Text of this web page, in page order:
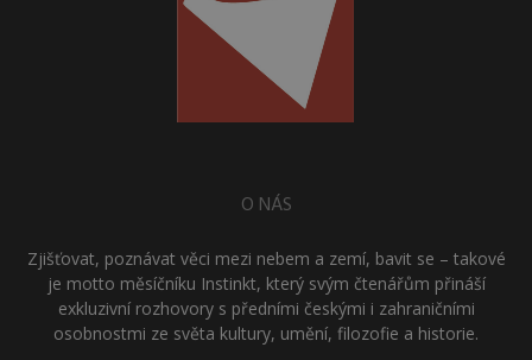
O NÁS
Zjišťovat, poznávat věci mezi nebem a zemí, bavit se – takové
je motto měsíčníku Instinkt, který svým čtenářům přináší
exkluzivní rozhovory s předními českými i zahraničními
osobnostmi ze světa kultury, umění, filozofie a historie.